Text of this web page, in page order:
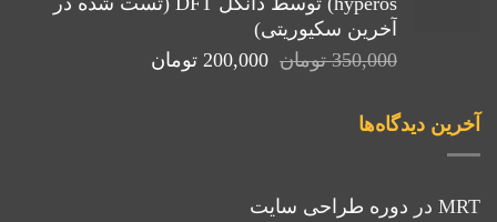
بود.
آخرین سکیوریتی)
350,000 تومان قیمت
200,000 تومان
آخرین دیدگاه‌ها
MRT در دوره طراحی سایت